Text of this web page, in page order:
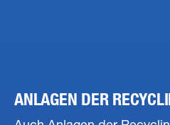
ANLAGEN DER